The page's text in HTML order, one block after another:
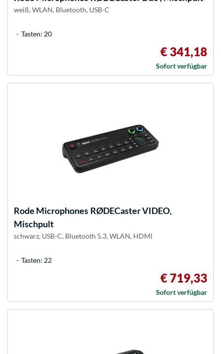
weiß, WLAN, Bluetooth, USB-C
Tasten: 20
€ 341,18
Sofort verfügbar
Rode Microphones RØDECaster VIDEO,
Mischpult
schwarz, USB-C, Bluetooth 5.3, WLAN, HDMI
Tasten: 22
€ 719,33
Sofort verfügbar